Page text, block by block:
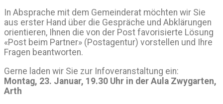
In Absprache mit dem Gemeinderat möchten wir Sie
aus erster Hand über die Gespräche und Abklärungen
orientieren, Ihnen die von der Post favorisierte Lösung
«Post beim Partner» (Postagentur) vorstellen und Ihre
Fragen beantworten.
Gerne laden wir Sie zur Infoveranstaltung ein:
Montag, 23. Januar, 19.30 Uhr in der Aula Zwygarten,
Arth